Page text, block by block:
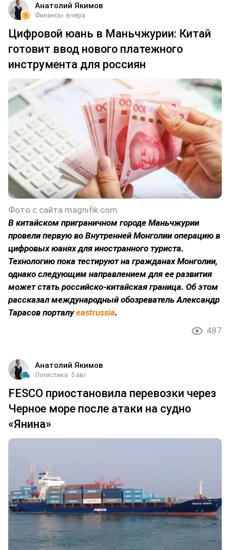
Анатолий Якимов
Финансы вчера
Цифровой юань в Маньчжурии: Китай
готовит ввод нового платежного
инструмента для россиян
Фото с сайта magnifik.com
В китайском приграничном городе Маньчжурии
провели первую во Внутренней Монголии операцию в
цифровых юанях для иностранного туриста.
Технологию пока тестируют на гражданах Монголии,
однако следующим направлением для ее развития
может стать российско-китайская граница. Об этом
рассказал международный обозреватель Александр
Тарасов порталуeastrussia.
487
Анатолий Якимов
Логистика 5 авг
FESCO приостановила перевозки через
Черное море после атаки на судно
«Янина»